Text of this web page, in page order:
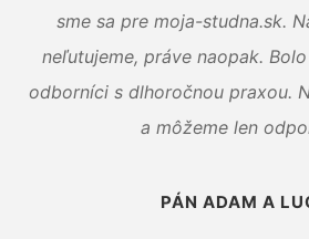
sme sa pre moja-studna.sk.
neľutujeme, práve naopak.
odborníci s dlhoročnou praxou.
a môžeme len
PÁN ADAM A